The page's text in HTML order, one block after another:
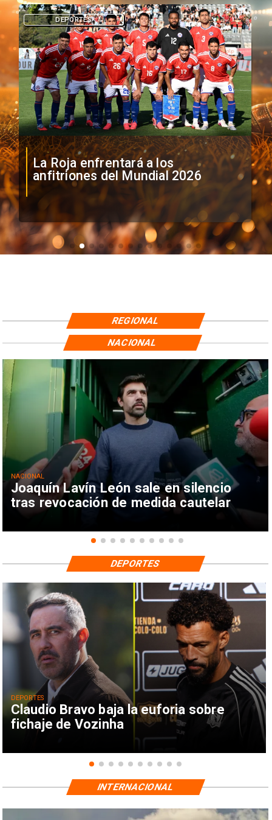
La Roja enfrentará a los
anfitriones del Mundial 2026
DEPORTES
REGIONAL
Joaquín Lavín León sale en silencio
tras revocación de medida cautelar
NACIONAL
NACIONAL
Claudio Bravo baja la euforia sobre
fichaje de Vozinha
DEPORTES
DEPORTES
INTERNACIONAL